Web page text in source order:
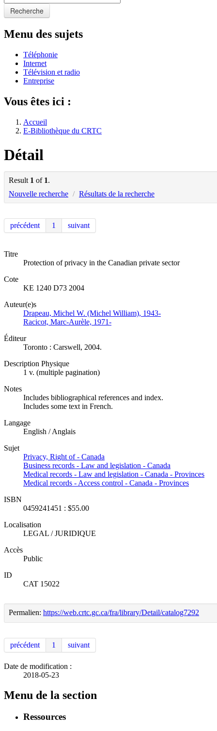
Recherche
Menu des sujets
Téléphonie
Internet
Télévision et radio
Entreprise
Vous êtes ici :
Accueil
E-Bibliothèque du CRTC
Détail
Result 1 of 1.
Nouvelle recherche / Résultats de la recherche
précédent 1 suivant
Titre
Protection of privacy in the Canadian private sector
Cote
KE 1240 D73 2004
Auteur(e)s
Drapeau, Michel W. (Michel William), 1943-
Racicot, Marc-Aurèle, 1971-
Éditeur
Toronto : Carswell, 2004.
Description Physique
1 v. (multiple pagination)
Notes
Includes bibliographical references and index.
Includes some text in French.
Langage
English / Anglais
Sujet
Privacy, Right of - Canada
Business records - Law and legislation - Canada
Medical records - Law and legislation - Canada - Provinces
Medical records - Access control - Canada - Provinces
ISBN
0459241451 : $55.00
Localisation
LEGAL / JURIDIQUE
Accès
Public
ID
CAT 15022
Permalien: https://web.crtc.gc.ca/fra/library/Detail/catalog7292
précédent 1 suivant
Date de modification :
2018-05-23
Menu de la section
Ressources